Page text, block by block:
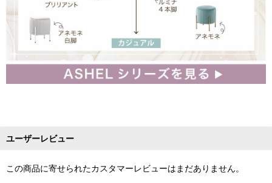
ユーザーレビュー
この商品に寄せられたカスタマーレビューはまだありません。